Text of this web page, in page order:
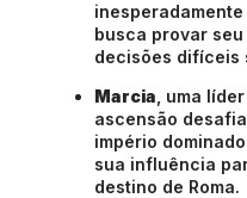
busca provar
decisões difíceis
Marcia , uma
ascensão
império
sua influência
destino de Roma.